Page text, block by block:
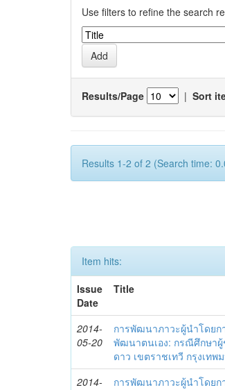
Use filters to refine the search
Results/Page | Sort
Results 1-2 of 2 (Search time:
Item hits:
Issue
Date
Title
2014-
05-20
การพัฒนาภาวะผู้นำโดยก
พัฒนาตนเอง: กรณีศึกษาผู้
ดาว เขตราชเทวี กรุงเทพ
2014-
การพัฒนาภาวะผู้นำโดยก